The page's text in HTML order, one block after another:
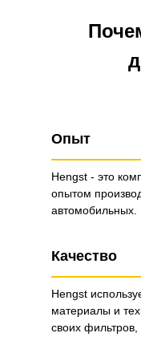
Опыт
Hengst - это
опытом
автомобильных.
Качество
Hengst
материалы и
своих фильтров,